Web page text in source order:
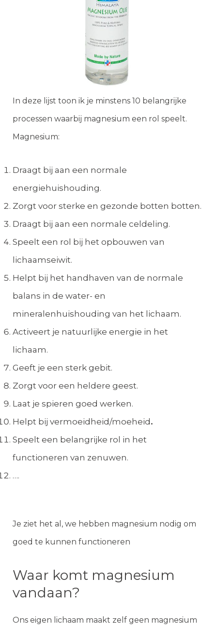
In deze lijst toon ik je minstens 10 belangrijke
processen waarbij magnesium een rol speelt.
Magnesium:
Draagt bij aan een normale
energiehuishouding.
Zorgt voor sterke en gezonde botten botten.
Draagt bij aan een normale celdeling.
Speelt een rol bij het opbouwen van
lichaamseiwit.
Helpt bij het handhaven van de normale
balans in de water- en
mineralenhuishouding van het lichaam.
Activeert je natuurlijke energie in het
lichaam.
Geeft je een sterk gebit.
Zorgt voor een heldere geest.
Laat je spieren goed werken.
Helpt bij vermoeidheid/moeheid.
Speelt een belangrijke rol in het
functioneren van zenuwen.
….
Je ziet het al, we hebben magnesium nodig om
goed te kunnen functioneren
Waar komt magnesium
vandaan?
Ons eigen lichaam maakt zelf geen magnesium